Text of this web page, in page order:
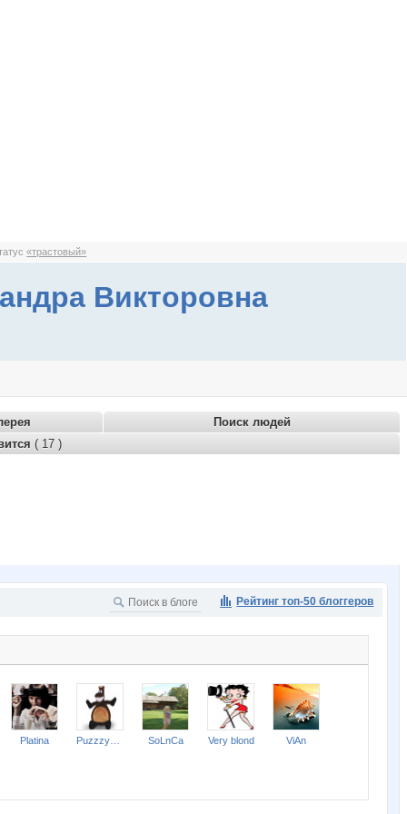
«трастовый»
Викторовна
Поиск людей
( 17 )
Рейтинг топ-50 блоггеров
Platina SoLnCa Very blond ViAn